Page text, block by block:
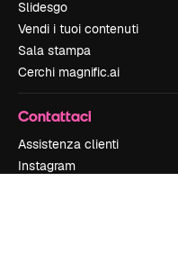
Slidesgo
Vendi i tuoi contenuti
Sala stampa
Cerchi magnific.ai
Contattaci
Assistenza clienti
Instagram